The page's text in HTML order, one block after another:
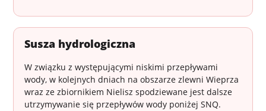
Susza hydrologiczna
W związku z występującymi niskimi przepływami
wody, w kolejnych dniach na obszarze zlewni Wieprza
wraz ze zbiornikiem Nielisz spodziewane jest dalsze
utrzymywanie się przepływów wody poniżej SNQ.